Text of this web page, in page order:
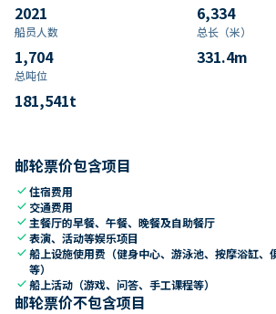
2021 6,334
船员人数
1,704
总长（米）
331.4m
总吨位
181,541t
邮轮票价包含项目
check住宿费用
check 交通费用
check 主餐厅的早餐、午餐、晚餐及自助餐厅
check表演、活动等娱乐项目
check船上设施使用费（健身中心、游泳池、按摩浴缸、
等）
check船上活动（游戏、问答、手工课程等）
邮轮票价不包含项目